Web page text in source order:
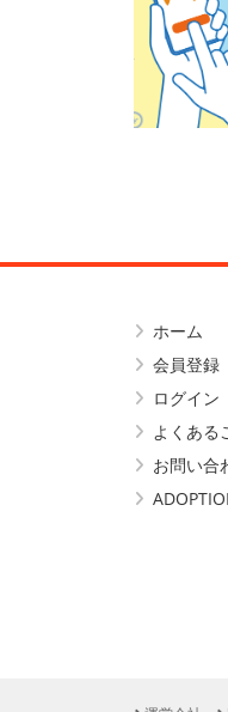
ホーム
会員登録
ログイン
よくある
お問い合